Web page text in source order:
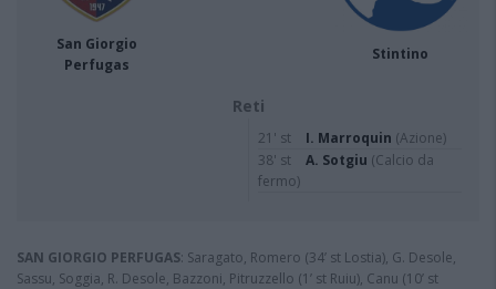
San Giorgio
Perfugas
Stintino
Reti
21' st I. Marroquin (Azione)
38' st
A. Sotgiu (Calcio da
fermo)
SAN GIORGIO PERFUGAS: Saragato, Romero (34’ st Lostia), G. Desole,
Sassu, Soggia, R. Desole, Bazzoni, Pitruzzello (1’ st Ruiu), Canu (10’ st